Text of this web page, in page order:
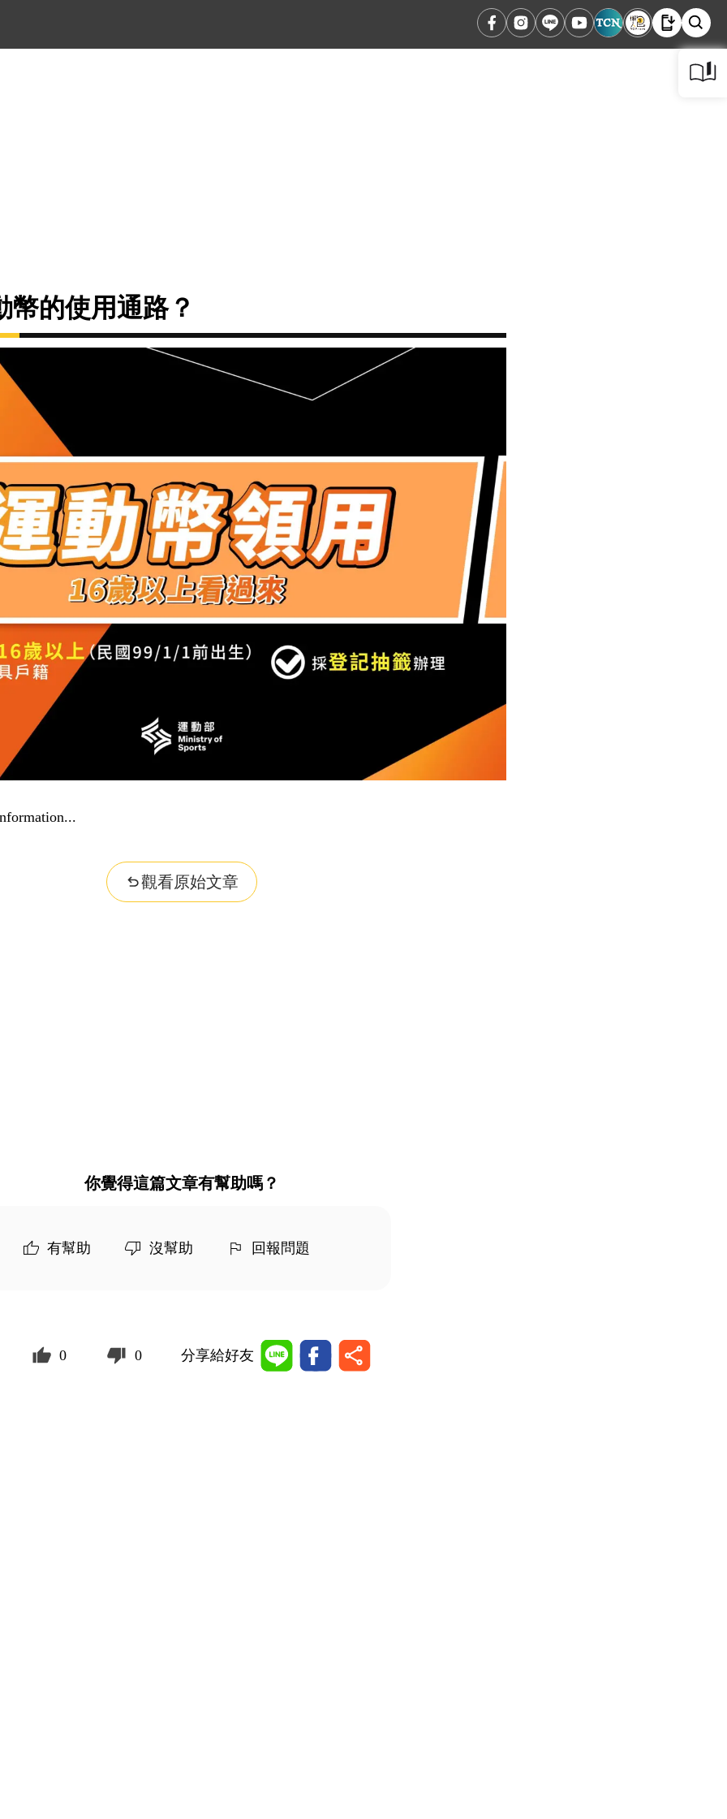
幣的使用通路？
觀看原始文章
你覺得這篇文章有幫助嗎？
有幫助 沒幫助 回報問題
0 0 分享給好友